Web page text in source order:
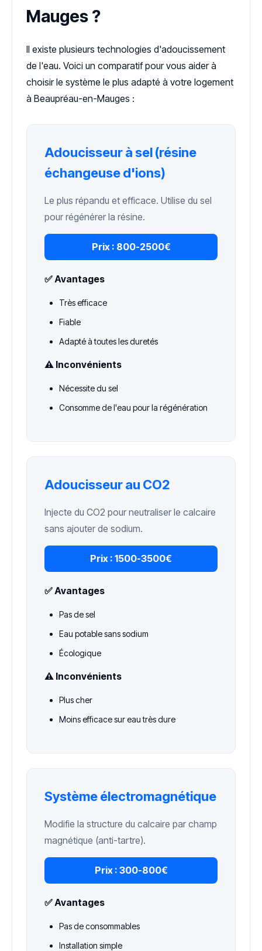
Mauges ?
Il existe plusieurs technologies d'adoucissement
de l'eau. Voici un comparatif pour vous aider à
choisir le système le plus adapté à votre logement
à Beaupréau-en-Mauges :
Adoucisseur à sel (résine
échangeuse d'ions)
Le plus répandu et efficace. Utilise du sel
pour régénérer la résine.
Prix : 800-2500€
✅ Avantages
Très efficace
Fiable
Adapté à toutes les duretés
⚠️ Inconvénients
Nécessite du sel
Consomme de l'eau pour la régénération
Adoucisseur au CO2
Injecte du CO2 pour neutraliser le calcaire
sans ajouter de sodium.
Prix : 1500-3500€
✅ Avantages
Pas de sel
Eau potable sans sodium
Écologique
⚠️ Inconvénients
Plus cher
Moins efficace sur eau très dure
Système électromagnétique
Modifie la structure du calcaire par champ
magnétique (anti-tartre).
Prix : 300-800€
✅ Avantages
Pas de consommables
Installation simple